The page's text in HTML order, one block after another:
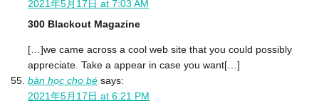
2021年5月17日 at 7:03 AM
300 Blackout Magazine
[…]we came across a cool web site that you could possibly
appreciate. Take a appear in case you want[…]
bàn học cho bé says:
2021年5月17日 at 6:21 PM